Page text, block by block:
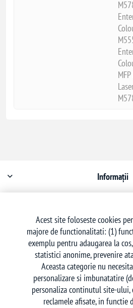
Informații
Serviciu
Acest site foloseste cookies
majore de functionalitati: (1)
exemplu pentru adaugarea la
statistici anonime, prevenire
Aceasta categorie nu
personalizare si imbunatatire
personaliza continutul site-
reclamele afisate, in functie